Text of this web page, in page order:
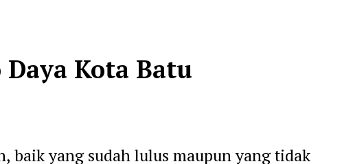
Kota Batu
baik yang sudah lulus maupun yang tidak